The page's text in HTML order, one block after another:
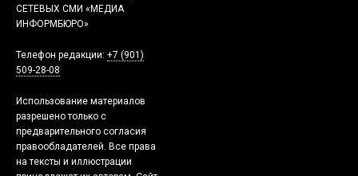
СЕТЕВЫХ СМИ «МЕДИА
ИНФОРМБЮРО»
Телефон редакции: +7 (901)
509-28-08
Использование материалов
разрешено только с
предварительного согласия
правообладателей. Все права
на тексты и иллюстрации